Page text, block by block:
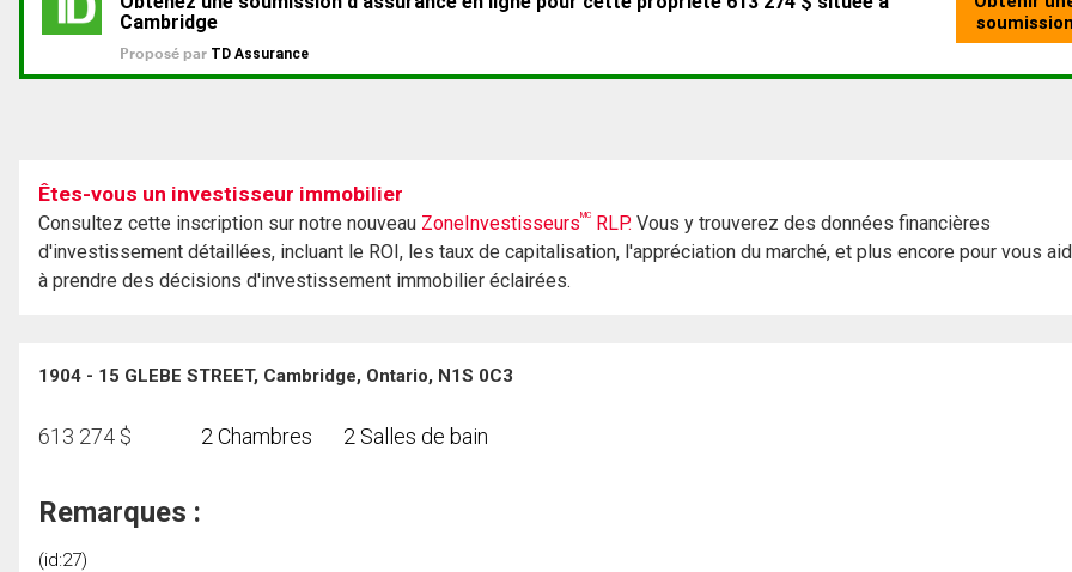
Êtes-vous un investisseur immobilier
Consultez cette inscription sur notre nouveau ZoneInvestisseursMC RLP. Vous y trouverez des données financières
d'investissement détaillées, incluant le ROI, les taux de capitalisation, l'appréciation du marché, et plus encore pour vous
à prendre des décisions d'investissement immobilier éclairées.
1904 - 15 GLEBE STREET, Cambridge, Ontario, N1S 0C3
613 274 $ 2 Chambres 2 Salles de bain
Remarques :
(id:27)